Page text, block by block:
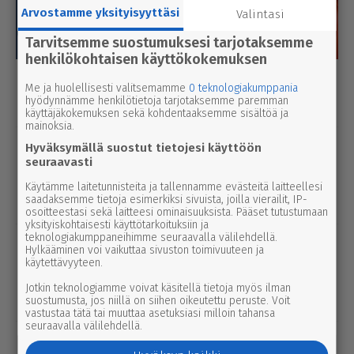
Luetuimmat
Tänään Viikko Kuukausi
uutinen8.8.2026 2.55
Syyttäjä ei nosta syytettä Parkanon
kal­ja­ko­hussa – luo­tet­ta­vaa kuvaa
tapah­tu­mien kulusta ei syntynyt
urheilu7.8.2026 14.00
Janne Ojala näkee Parkanon ase­man­
seu­dussa mah­dol­li­suu­den ravi- ja
tapah­tu­ma­kes­kuk­selle
uutinen8.8.2026 3.00
Arvostamme yksityisyyttäsi Valintasi
Tarvitsemme suostumuksesi tarjotaksemme
henkilökohtaisen käyttökokemuksen
Me ja huolellisesti valitsemamme 0 teknologiakumppania
hyödynnämme henkilötietoja tarjotaksemme paremman
käyttäjäkokemuksen sekä kohdentaaksemme sisältöä ja
mainoksia.
Hyväksymällä suostut tietojesi käyttöön
seuraavasti
Käytämme laitetunnisteita ja tallennamme evästeitä laitteellesi
saadaksemme tietoja esimerkiksi sivuista, joilla vierailit, IP-
osoitteestasi sekä laitteesi ominaisuuksista. Pääset tutustumaan
yksityiskohtaisesti käyttötarkoituksiin ja
teknologiakumppaneihimme seuraavalla välilehdellä.
Hylkääminen voi vaikuttaa sivuston toimivuuteen ja
käytettävyyteen.
Jotkin teknologiamme voivat käsitellä tietoja myös ilman
suostumusta, jos niillä on siihen oikeutettu peruste. Voit
vastustaa tätä tai muuttaa asetuksiasi milloin tahansa
seuraavalla välilehdellä.